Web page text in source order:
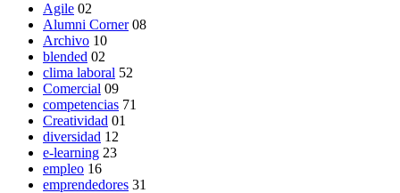
Agile 02
Alumni Corner 08
Archivo 10
blended 02
clima laboral 52
Comercial 09
competencias 71
Creatividad 01
diversidad 12
e-learning 23
empleo 16
emprendedores 31